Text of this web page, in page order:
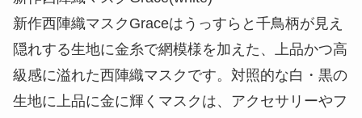
新作西陣織マスクGraceはうっすらと千鳥柄が見え
隠れする生地に金糸で網模様を加えた、上品かつ高
級感に溢れた西陣織マスクです。対照的な白・黒の
生地に上品に金に輝くマスクは、アクセサリーやフ